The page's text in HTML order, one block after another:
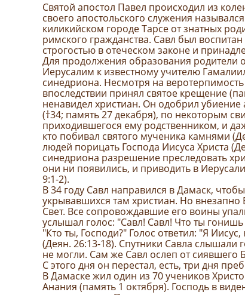
Святой апостол Павел происходил из
своего апостольского служения
киликийском городе Тарсе от знатных
римского гражданства. Савл был
строгостью в отеческом законе и
Для продолжения образования родители
Иерусалим к известному учителю
синедриона. Несмотря на
впоследствии принял святое крещение
ненавидел христиан. Он одобрил убиение
(†34; память 27 декабря), по некоторым
приходившегося ему родственником, и
кто побивал святого мученика камнями
людей порицать Господа Иисуса Христа
синедриона разрешение преследовать
они ни появились, и приводить в
9:1-2).
В 34 году Савл направился в Дамаск,
укрывавшихся там христиан. Но внезапно
Свет. Все сопровождавшие его воины
услышал голос: "Савл! Савл! Что ты
"Кто ты, Господи?" Голос ответил: "Я
(Деян. 26:13-18). Спутники Савла слышали
не могли. Сам же Савл ослеп от сиявшего
С этого дня он перестал, есть, три дня
В Дамаске жил один из 70 учеников
Анания (память 1 октября). Господь в